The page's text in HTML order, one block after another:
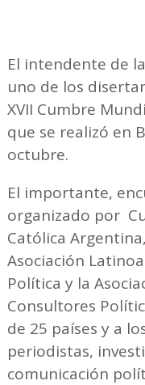
El intendente de
uno de los
XVII Cumbre
que se realizó en
octubre.
El importante,
organizado por
Católica
Asociación
Política y la
Consultores
de 25 países y a
periodistas,
comunicación